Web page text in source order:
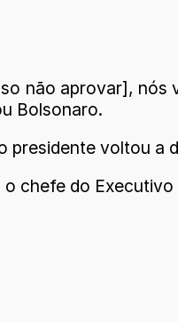
não aprovar],
Bolsonaro.
presidente voltou a
chefe do